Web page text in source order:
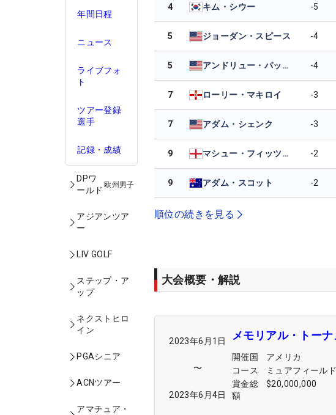
年間日程
ニュース
ライブフォ
ト
ツアー登録
選手
記録・成績
DPワ
ールド
欧州男子
アジアンツア
ー
LIV GOLF
ステップ・ア
ップ
ネクストヒロ
イン
PGAシニア
ACNツアー
アマチュア・
4 キム・シウー -5
5 ジョーダン・スピース -4
5 アンドリュー・パットナム -4
7 ローリー・マキロイ -3
7 アダム・シェンク -3
9 マシュー・フィッツパトリック -2
9 アダム・スコット -2
順位の続きを見る
大会概要・解説
2023年6月1日
〜
2023年6月4日
メモリアル・トーナ
開催国
アメリカ
コース
ミュアフィール
賞金総
額
$20,000,000